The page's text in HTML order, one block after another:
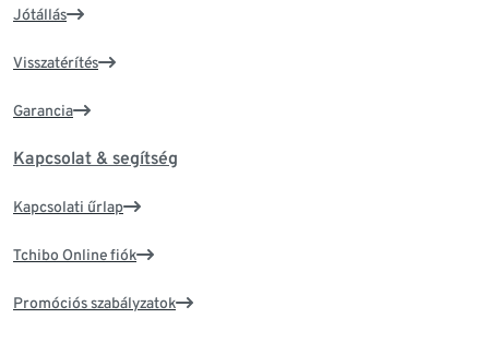
Jótállás
Visszatérítés
Garancia
Kapcsolat & segítség
Kapcsolati űrlap
Tchibo Online fiók
Promóciós szabályzatok